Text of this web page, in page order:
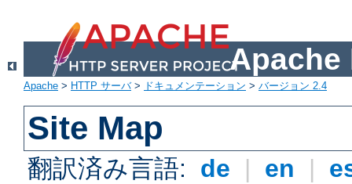
Apache
Apache > HTTP サーバ> ドキュメンテーション > バージョン 2.4
Site Map
翻訳済み言語: de | en |